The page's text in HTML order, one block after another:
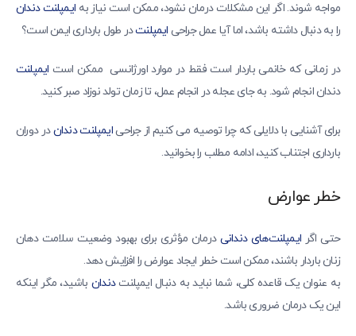
مواجه شوند. اگر این مشکلات درمان نشود، ممکن است نیاز به ایمپلنت دندان
را به دنبال داشته باشد، اما آیا عمل جراحی ایمپلنتدر طول بارداری ایمن است؟
در زمانی که خانمی باردار است فقط در موارد اورژانسی ممکن است ایمپلنت
دندان انجام شود. به جای عجله در انجام عمل، تا زمان تولد نوزاد صبر کنید.
برای آشنایی با دلایلی که چرا توصیه می کنیم از جراحیایمپلنت دنداندر دوران
بارداری اجتناب کنید، ادامه مطلب را بخوانید.
خطر عوارض
حتی اگر ایمپلنت‌های دندانی درمان مؤثری برای بهبود وضعیت سلامت دهان
زنان باردار باشند، ممکن است خطر ایجاد عوارض را افزایش دهد.
به عنوان یک قاعده کلی، شما نباید به دنبال ایمپلنتدندان باشید، مگر اینکه
این یک درمان ضروری باشد.